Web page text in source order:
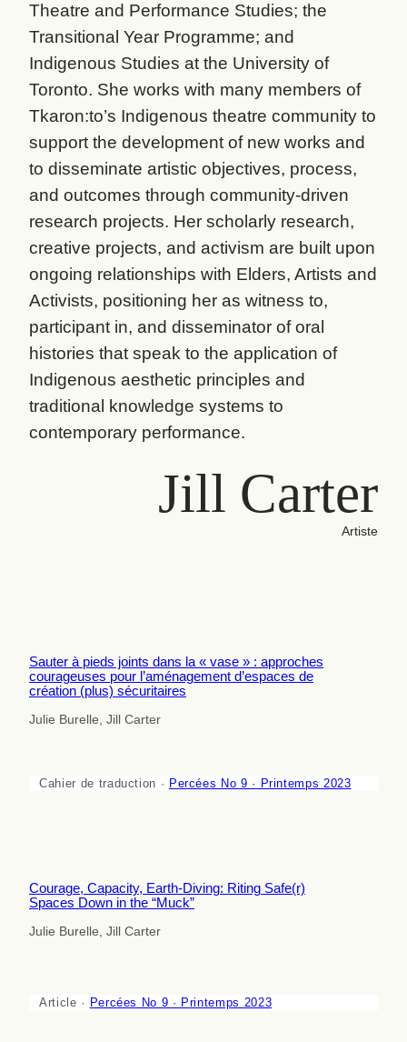
Theatre and Performance Studies; the
Transitional Year Programme; and
Indigenous Studies at the University of
Toronto. She works with many members of
Tkaron:to’s Indigenous theatre community to
support the development of new works and
to disseminate artistic objectives, process,
and outcomes through community-driven
research projects. Her scholarly research,
creative projects, and activism are built upon
ongoing relationships with Elders, Artists and
Activists, positioning her as witness to,
participant in, and disseminator of oral
histories that speak to the application of
Indigenous aesthetic principles and
traditional knowledge systems to
contemporary performance.
Jill Carter
Artiste
Sauter à pieds joints dans la « vase » : approches
courageuses pour l’aménagement d’espaces de
création (plus) sécuritaires
Julie Burelle, Jill Carter
Cahier de traduction · Percées No 9 · Printemps 2023
Courage, Capacity, Earth-Diving: Riting Safe(r)
Spaces Down in the “Muck”
Julie Burelle, Jill Carter
Article · Percées No 9 · Printemps 2023